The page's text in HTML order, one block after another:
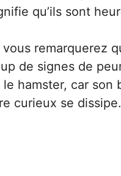
qu’ils sont
remarquerez
de signes de
hamster, car son
curieux se dissipe.